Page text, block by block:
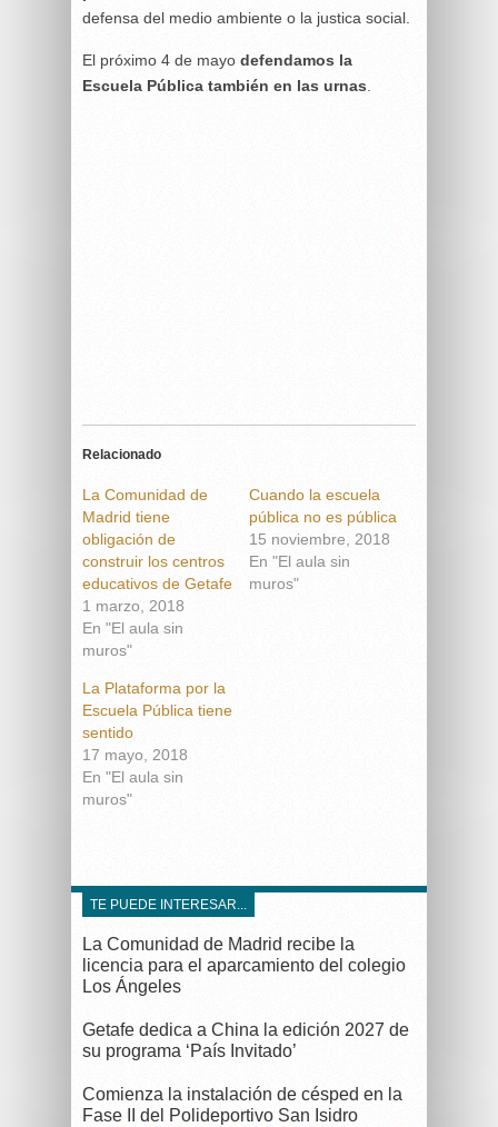
defensa del medio ambiente o la justica social.
El próximo 4 de mayo defendamos la
Escuela Pública también en las urnas
Relacionado
La Comunidad de
Madrid tiene
obligación de
construir los centros
educativos de Getafe
1 marzo, 2018
En "El aula sin
muros"
Cuando la escuela
pública no es pública
15 noviembre, 2018
En "El aula sin
muros"
La Plataforma por la
Escuela Pública tiene
sentido
17 mayo, 2018
En "El aula sin
muros"
TE PUEDE INTERESAR...
La Comunidad de Madrid recibe la
licencia para el aparcamiento del colegio
Los Ángeles
Getafe dedica a China la edición 2027 de
su programa ‘País Invitado’
Comienza la instalación de césped en la
Fase II del Polideportivo San Isidro